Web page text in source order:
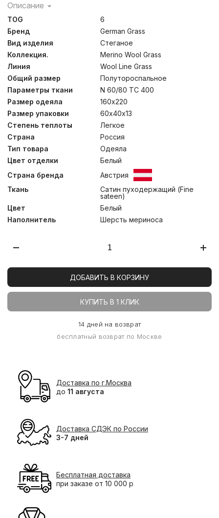
Описание
Сочетание хлопка и овечьей шерсти – один из самых
классических альянсов в мировой практике
изготовления постельных принадлежностей. Мягкий и
воздухопроницаемый натуральный хлопок в ткани
обеспечивает отличный перенос влаги. Сатиновое
плетение придает изделиям роскошный внешний вид.
Подушки состоят из двух элементов на молнии:
стеганого чехла и внутренней подушки. Это позволяет
регулировать количество наполнителя внутренней
камеры, чтобы каждый пользователь имел
возможность создать для себя изделие с
персональными параметрами упругости. Одеяла
изготовлены вручную для сохранения объема
наполнителя. В коллекции представлены всесезонные
и легкие модели, что позволит подобрать идеальный
продукт, подходящий вашим индивидуальным
запросам. Стирка при температуре до 30°С.
TOG
6
Бренд
German Grass
Вид изделия
Стеганое
Коллекция.
Merino Wool Grass
Линия
Wool Line Grass
Общий размер
Полутороспальное
Параметры ткани
N 60/80 TC 400
Размер одеяла
160х220
Размер упаковки
60х40х13
Степень теплоты
Легкое
Страна
Россия
Тип товара
Одеяла
Цвет отделки
Белый
Страна бренда
Австрия
Ткань
Сатин пуходержащий (Fine
sateen)
Цвет
Белый
Наполнитель
Шерсть мериноса
ДОБАВИТЬ В КОРЗИНУ
КУПИТЬ В 1 КЛИК
14 дней на возврат
бесплатный возврат по Москве
Доставка по г.Москва
до 11 августа
Доставка СДЭК по России
3-7 дней
Бесплатная доставка
при заказе от 10 000 р